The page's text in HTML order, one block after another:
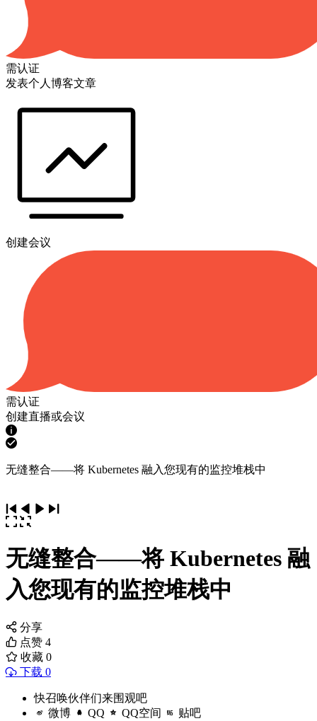
需认证
发表个人博客文章
创建会议
需认证
创建直播或会议
无缝整合——将 Kubernetes 融入您现有的监控堆栈中
无缝整合——将 Kubernetes 融
入您现有的监控堆栈中
分享
点赞 4
收藏 0
下载 0
快召唤伙伴们来围观吧
微博 QQ QQ空间 贴吧